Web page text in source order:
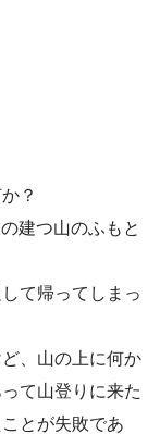
？
建つ山のふもと
て帰ってしまっ
、山の上に何か
て山登りに来た
とが失敗であ